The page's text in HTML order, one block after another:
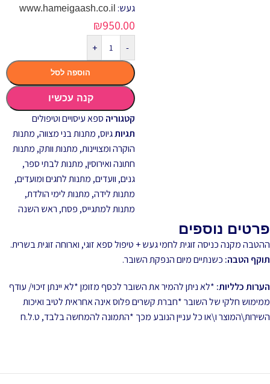
געש: www.hameigaash.co.il
₪950.00
-
+
הוספה לסל
קנה עכשיו
קטגוריה ספא עיסויים וטיפולים
תגיותגיוס, מתנות בני מצווה, מתנות
הוקרה ומצויינות, מתנות וותק, מתנות
חתונה ואירוסין, מתנות לבתי ספר,
גנים, וועדים, מתנות לחגים ומועדים,
מתנות לידה, מתנות לימי הולדת,
מתנות למתגייס, פסח, ראש השנה
פרטים נוספים
ההטבה מקנה כניסה זוגית לחמי געש + טיפול ספא זוגי, וארוחה זוגית בשרית.
תוקף הטבה: כשנתיים מיום הנפקת השובר.
הערות כלליות: *לא ניתן להמיר את השובר לכסף מזומן *לא יינתן זיכוי/ עודף
ממימוש חלקי של השובר *חברת קשרים פלוס אינה אחראית לטיב ואיכות
השירות\המוצר ו\או כל עניין הנובע מכך *התמונה להמחשה בלבד, ט.ל.ח